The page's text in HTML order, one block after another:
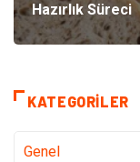
Hazırlık Süreci
KATEGORILER
Genel